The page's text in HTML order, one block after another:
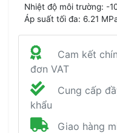
Nhiệt độ môi trường: -
Áp suất tối đa: 6.21
Cam kết
đơn VAT
Cung cấp
khẩu
Giao hàng